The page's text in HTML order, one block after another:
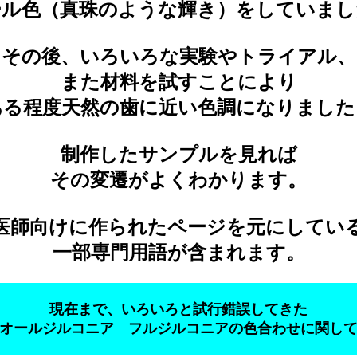
色（真珠のような輝き）をしていまし
その後、いろいろな実験やトライアル、
また材料を試すことにより
程度天然の歯に近い色調になりました
制作したサンプルを見れば
その変遷がよくわかります。
師向けに作られたページを元にしてい
一部専門用語が含まれます。
現在まで、いろいろと試行錯誤してきた
オールジルコニア フルジルコニアの色合わせに関して